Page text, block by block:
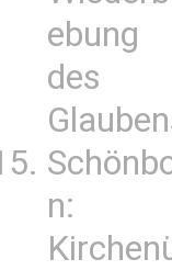
ebung
des
n: